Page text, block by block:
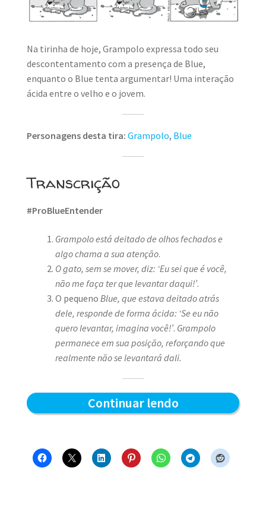
Na tirinha de hoje, Grampolo expressa todo seu
descontentamento com a presença de Blue,
enquanto o Blue tenta argumentar! Uma interação
ácida entre o velho e o jovem.
Personagens desta tira: Grampolo, Blue
Transcrição
#ProBlueEntender
Grampolo está deitado de olhos fechados e
algo chama a sua atenção.
O gato, sem se mover, diz: ‘Eu sei que é você,
não me faça ter que levantar daqui!’.
O pequeno Blue, que estava deitado atrás
dele, responde de forma ácida: ‘Se eu não
quero levantar, imagina você!’. Grampolo
permanece em sua posição, reforçando que
realmente não se levantará dali.
Continuar lendoQuem
–